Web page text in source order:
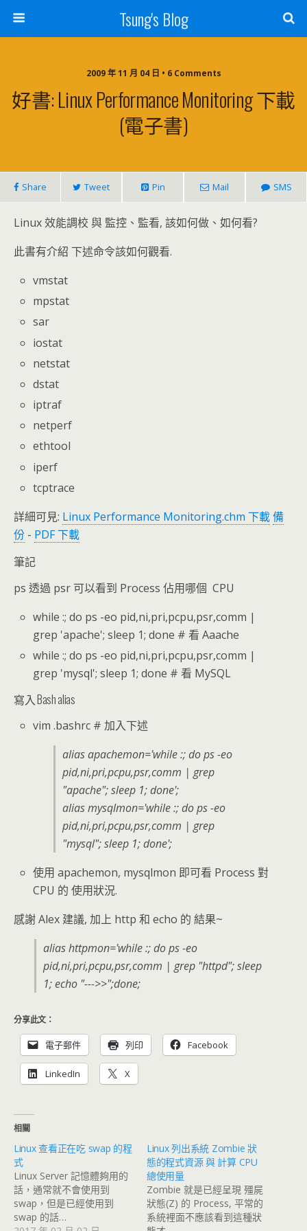
Tsung's Blog
2009 年 11 月 04 日 • 6 Comments
好書: Linux Performance Monitoring 下載
(電子書)
Share Tweet Pin Mail SMS
Linux 效能調校 與 監控、監看, 該如何做、如何看?
此書有介紹 下述命令該如何觀看.
vmstat
mpstat
sar
iostat
netstat
dstat
iptraf
netperf
ethtool
iperf
tcptrace
詳細可見: Linux Performance Monitoring.chm 下載備
份 - PDF 下載
筆記
ps 透過 psr 可以看到 Process 佔用哪個 CPU
while :; do ps -eo pid,ni,pri,pcpu,psr,comm |
grep 'apache'; sleep 1; done # 看 Aaache
while :; do ps -eo pid,ni,pri,pcpu,psr,comm |
grep 'mysql'; sleep 1; done # 看 MySQL
寫入 Bash alias
vim .bashrc # 加入下述
alias apachemon='while :; do ps -eo
pid,ni,pri,pcpu,psr,comm | grep
"apache"; sleep 1; done';
alias mysqlmon='while :; do ps -eo
pid,ni,pri,pcpu,psr,comm | grep
"mysql"; sleep 1; done';
使用 apachemon, mysqlmon 即可看 Process 對
CPU 的 使用狀況.
感謝 Alex 建議, 加上 http 和 echo 的 結果~
alias httpmon='while :; do ps -eo
pid,ni,pri,pcpu,psr,comm | grep "httpd"; sleep
1; echo "--->>";done;
分享此文：
電子郵件 列印 Facebook
LinkedIn X
相關
Linux 查看正在吃 swap 的程
式
Linux Server 記憶體夠用的
話，通常就不會使用到
swap，但是已經使用到
swap 的話…
Linux 列出系統 Zombie 狀
態的程式資源 與 計算 CPU
總使用量
Zombie 就是已經呈現 殭屍
狀態(Z) 的 Process, 平常的
系統裡面不應該看到這種狀